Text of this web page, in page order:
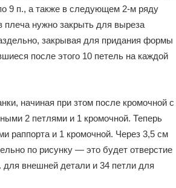
9 п., а также в следующем 2-м ряду
плеча нужно закрыть для выреза
закрывая для придания формы
после этого 10 петель на каждой
начиная при зтом после кромочной с
2 петлями и 1 кромочной. Теперь
раппорта и 1 кромочной. Через 3,5 см
по рисунку — это будет отверстие
для внешней детали и 34 петли для